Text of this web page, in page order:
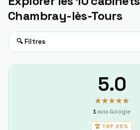
Chambray-lès-Tours
🔍 Filtres
5.0
★★★★★
1 avis Google
🏆 TOP 25%